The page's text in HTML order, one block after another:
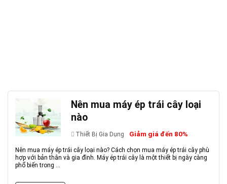
Nên mua máy ép trái cây loại
nào
Thiết Bị Gia Dụng Giảm giá đến 80%
Nên mua máy ép trái cây loại nào? Cách chọn mua máy ép trái cây phù
hợp với bản thân và gia đình. Máy ép trái cây là một thiết bị ngày càng
phổ biến trong ...